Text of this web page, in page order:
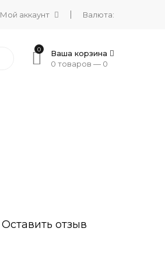
Мой аккаунт Валюта:
0
Ваша корзина
0 товаров — 0
Оставить отзыв